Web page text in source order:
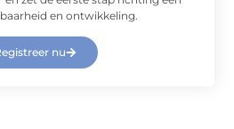
en ontwikkeling.
nu